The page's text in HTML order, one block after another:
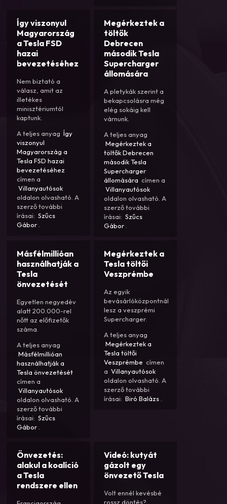
Így viszonyul
Magyarország
a Tesla FSD
hazai
bevezetéséhez
Nem biztató a
válasz, amit az
illetékes
minisztériumtól
kaptunk.
A teljes anyag Így
viszonyul
Magyarország a
Tesla FSD hazai
bevezetéséhez
címen a
Villanyautósok
oldalon olvasható. A
szerző további
írásai: Szűcs
Gábor
Megérkeztek a
töltők
Debrecen
második Tesla
Supercharger
állomására
A pletykák szerint a
bekapcsolásra még
elég sokáig kell
várnunk.
A teljes anyag
Megérkeztek a
töltők Debrecen
második Tesla
Supercharger
állomására címen a
Villanyautósok
oldalon olvasható. A
szerző további
írásai: Szűcs
Gábor
Másfélmillióan
használhatják a
Tesla
önvezetését
Egyetlen negyedév
alatt 200.000-rel
nőtt az előfizetők
száma.
A teljes anyag
Másfélmillióan
használhatják a
Tesla önvezetését
címen a
Villanyautósok
oldalon olvasható. A
szerző további
írásai: Szűcs
Gábor
Megérkeztek a
Tesla töltői
Veszprémbe
Az egyik
bevásárlóközpontnál
lesz a veszprémi
Supercharger.
A teljes anyag
Megérkeztek a
Tesla töltői
Veszprémbe címen
a Villanyautósok
oldalon olvasható. A
szerző további
írásai: Biró Balázs
Önvezetés:
alakul a koalíció
a Tesla
rendszere ellen
Videó: kutyát
gázolt egy
önvezető Tesla
Volt ennél kevésbé
rossz döntés?